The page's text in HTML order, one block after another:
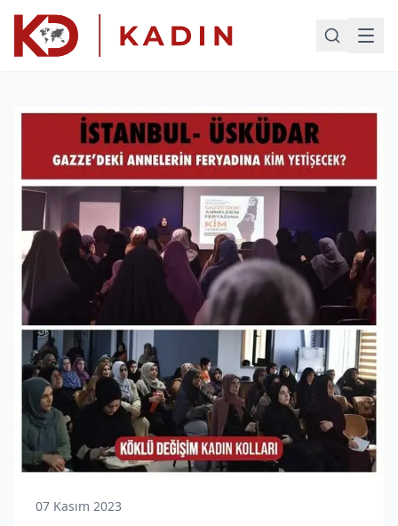
07 Kasım 2023